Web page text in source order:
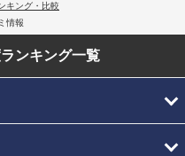
キング・比較
情報
ランキング一覧